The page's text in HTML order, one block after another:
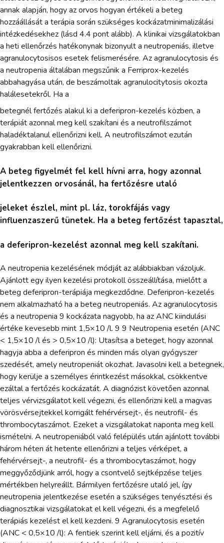
annak alapján, hogy az orvos hogyan értékeli a beteg
hozzáállását a terápia során szükséges kockázatminimalizálási
intézkedésekhez (lásd 4.4 pont alább). A klinikai vizsgálatokban
a heti ellenőrzés hatékonynak bizonyult a neutropeniás, illetve
agranulocytosisos esetek felismerésére. Az agranulocytosis és
a neutropenia általában megszűnik a Ferriprox-kezelés
abbahagyása után, de beszámoltak agranulocitytosis okozta
halálesetekről. Ha a
betegnél fertőzés alakul ki a deferipron-kezelés közben, a
terápiát azonnal meg kell szakítani és a neutrofilszámot
haladéktalanul ellenőrizni kell. A neutrofilszámot ezután
gyakrabban kell ellenőrizni.
A beteg figyelmét fel kell hívni arra, hogy azonnal
jelentkezzen orvosánál, ha fertőzésre utaló
jeleket észlel, mint pl. láz, torokfájás vagy
influenzaszerű tünetek. Ha a beteg fertőzést tapasztal,
a deferipron-kezelést azonnal meg kell szakítani.
A neutropenia kezelésének módját az alábbiakban vázoljuk.
Ajánlott egy ilyen kezelési protokoll összeállítása, mielőtt a
beteg deferipron-terápiája megkezdődne. Deferipron-kezelés
nem alkalmazható ha a beteg neutropeniás. Az agranulocytosis
és a neutropenia 9 kockázata nagyobb, ha az ANC kiindulási
értéke kevesebb mint 1,5×10 /l. 9 9 Neutropenia esetén (ANC
< 1,5×10 /l és > 0,5×10 /l): Utasítsa a beteget, hogy azonnal
hagyja abba a deferipron és minden más olyan gyógyszer
szedését, amely neutropeniát okozhat. Javasolni kell a betegnek,
hogy kerülje a személyes érintkezést másokkal, csökkentve
ezáltal a fertőzés kockázatát. A diagnózist követően azonnal
teljes vérvizsgálatot kell végezni, és ellenőrizni kell a magvas
vörösvérsejtekkel korrigált fehérvérsejt-, és neutrofil- és
thrombocytaszámot. Ezeket a vizsgálatokat naponta meg kell
ismételni. A neutropeniából való felépülés után ajánlott további
három héten át hetente ellenőrizni a teljes vérképet, a
fehérvérsejt-, a neutrofil- és a thrombocytaszámot, hogy
meggyőződjünk arról, hogy a csontvelő sejtképzése teljes
mértékben helyreállt. Bármilyen fertőzésre utaló jel, így
neutropenia jelentkezése esetén a szükséges tenyésztési és
diagnosztikai vizsgálatokat el kell végezni, és a megfelelő
terápiás kezelést el kell kezdeni. 9 Agranulocytosis esetén
(ANC < 0,5×10 /l): A fentiek szerint kell eljárni, és a pozitív